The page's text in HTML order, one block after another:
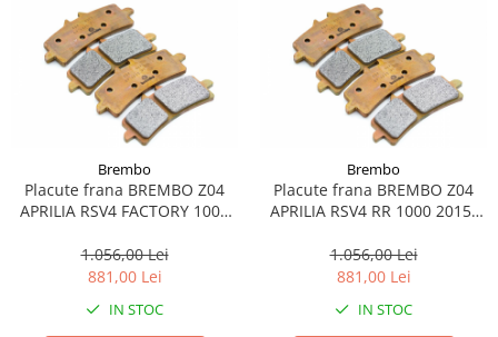
Brembo
Placute frana BREMBO Z04
APRILIA RSV4 FACTORY 1000
1.056,00 Lei
881,00 Lei
IN STOC
Brembo
Placute frana BREMBO Z04
APRILIA RSV4 RR 1000 2015-
1.056,00 Lei
881,00 Lei
IN STOC